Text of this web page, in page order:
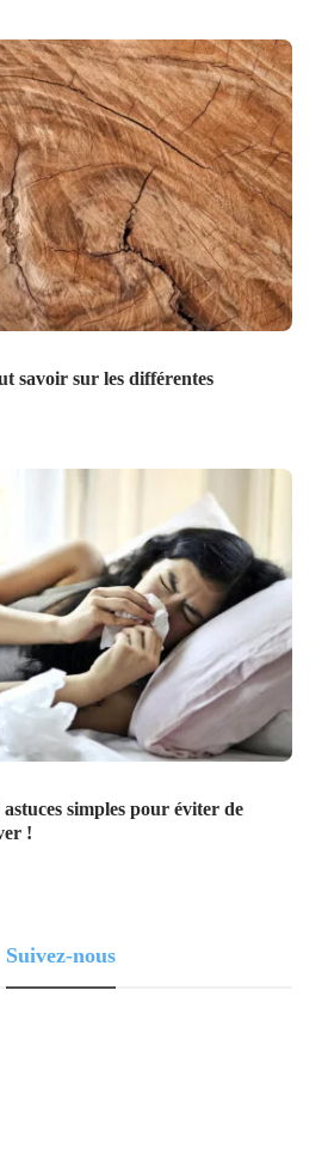
savoir sur les différentes
simples pour éviter de
!
Suivez-nous